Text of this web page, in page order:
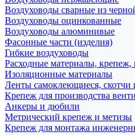
Воздуховоды сварные из
Воздуховоды оцинкованные
Воздуховоды алюминивые
Фасонные части (изделия)
Гибкие воздуховоды
Расходные материалы, крепеж,
Изоляционные материалы
Ленты самоклеющиеся,
Крепеж для производства
Анкеры и дюбили
Метрический крепеж и метизы
Крепеж для монтажа